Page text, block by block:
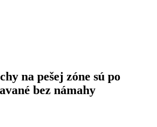
na pešej zóne sú po
bez námahy